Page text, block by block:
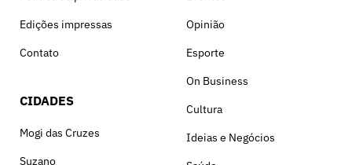
Edições impressas
Contato
CIDADES
Mogi das Cruzes
Suzano
Opinião
Esporte
On Business
Cultura
Ideias e Negócios